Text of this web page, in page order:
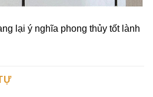
lại ý nghĩa phong thủy tốt lành